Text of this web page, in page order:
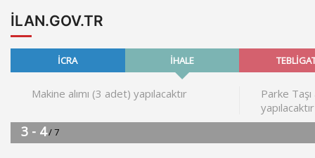
ILAN.GOV.TR